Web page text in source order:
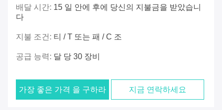
배달 시간: 15 일 안에 후에 당신의 지불금을 받았습니
다
지불 조건: 티 / T 또는 패 / C 조
공급 능력: 달 당 30 장비
가장 좋은 가격 을 구하라 지금 연락하세요